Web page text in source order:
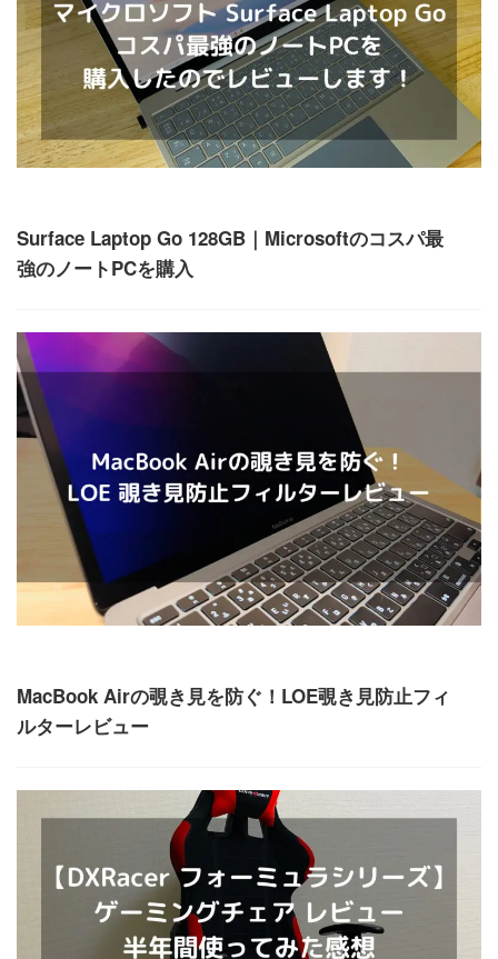
Surface Laptop Go 128GB｜Microsoftのコスパ最
強のノートPCを購入
MacBook Airの覗き見を防ぐ！LOE覗き見防止フィ
ルターレビュー